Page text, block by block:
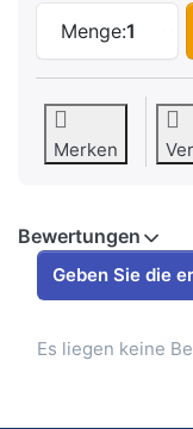
Menge:1
Merken
Bewertungen
Geben Sie die
Es liegen keine